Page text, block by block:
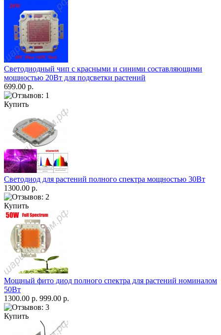
Светодиодный чип с красными и синими составляющими
мощностью 20Вт для подсветки растений
699.00 р.
Купить
Светодиод для растений полного спектра мощностью 30Вт
1300.00 р.
Купить
Мощный фито диод полного спектра для растений номиналом
50Вт
1300.00 р. 999.00 р.
Купить